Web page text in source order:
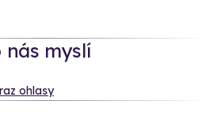
nás myslí
ohlasy